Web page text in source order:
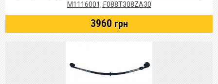
M1116001, F088T308ZA30
3960 грн